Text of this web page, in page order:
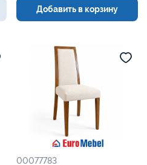
Добавить в корзину
00077783